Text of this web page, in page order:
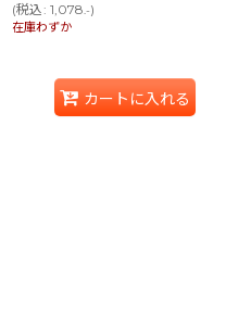
(税込: 1,078.-)
在庫わずか
カートに入れる